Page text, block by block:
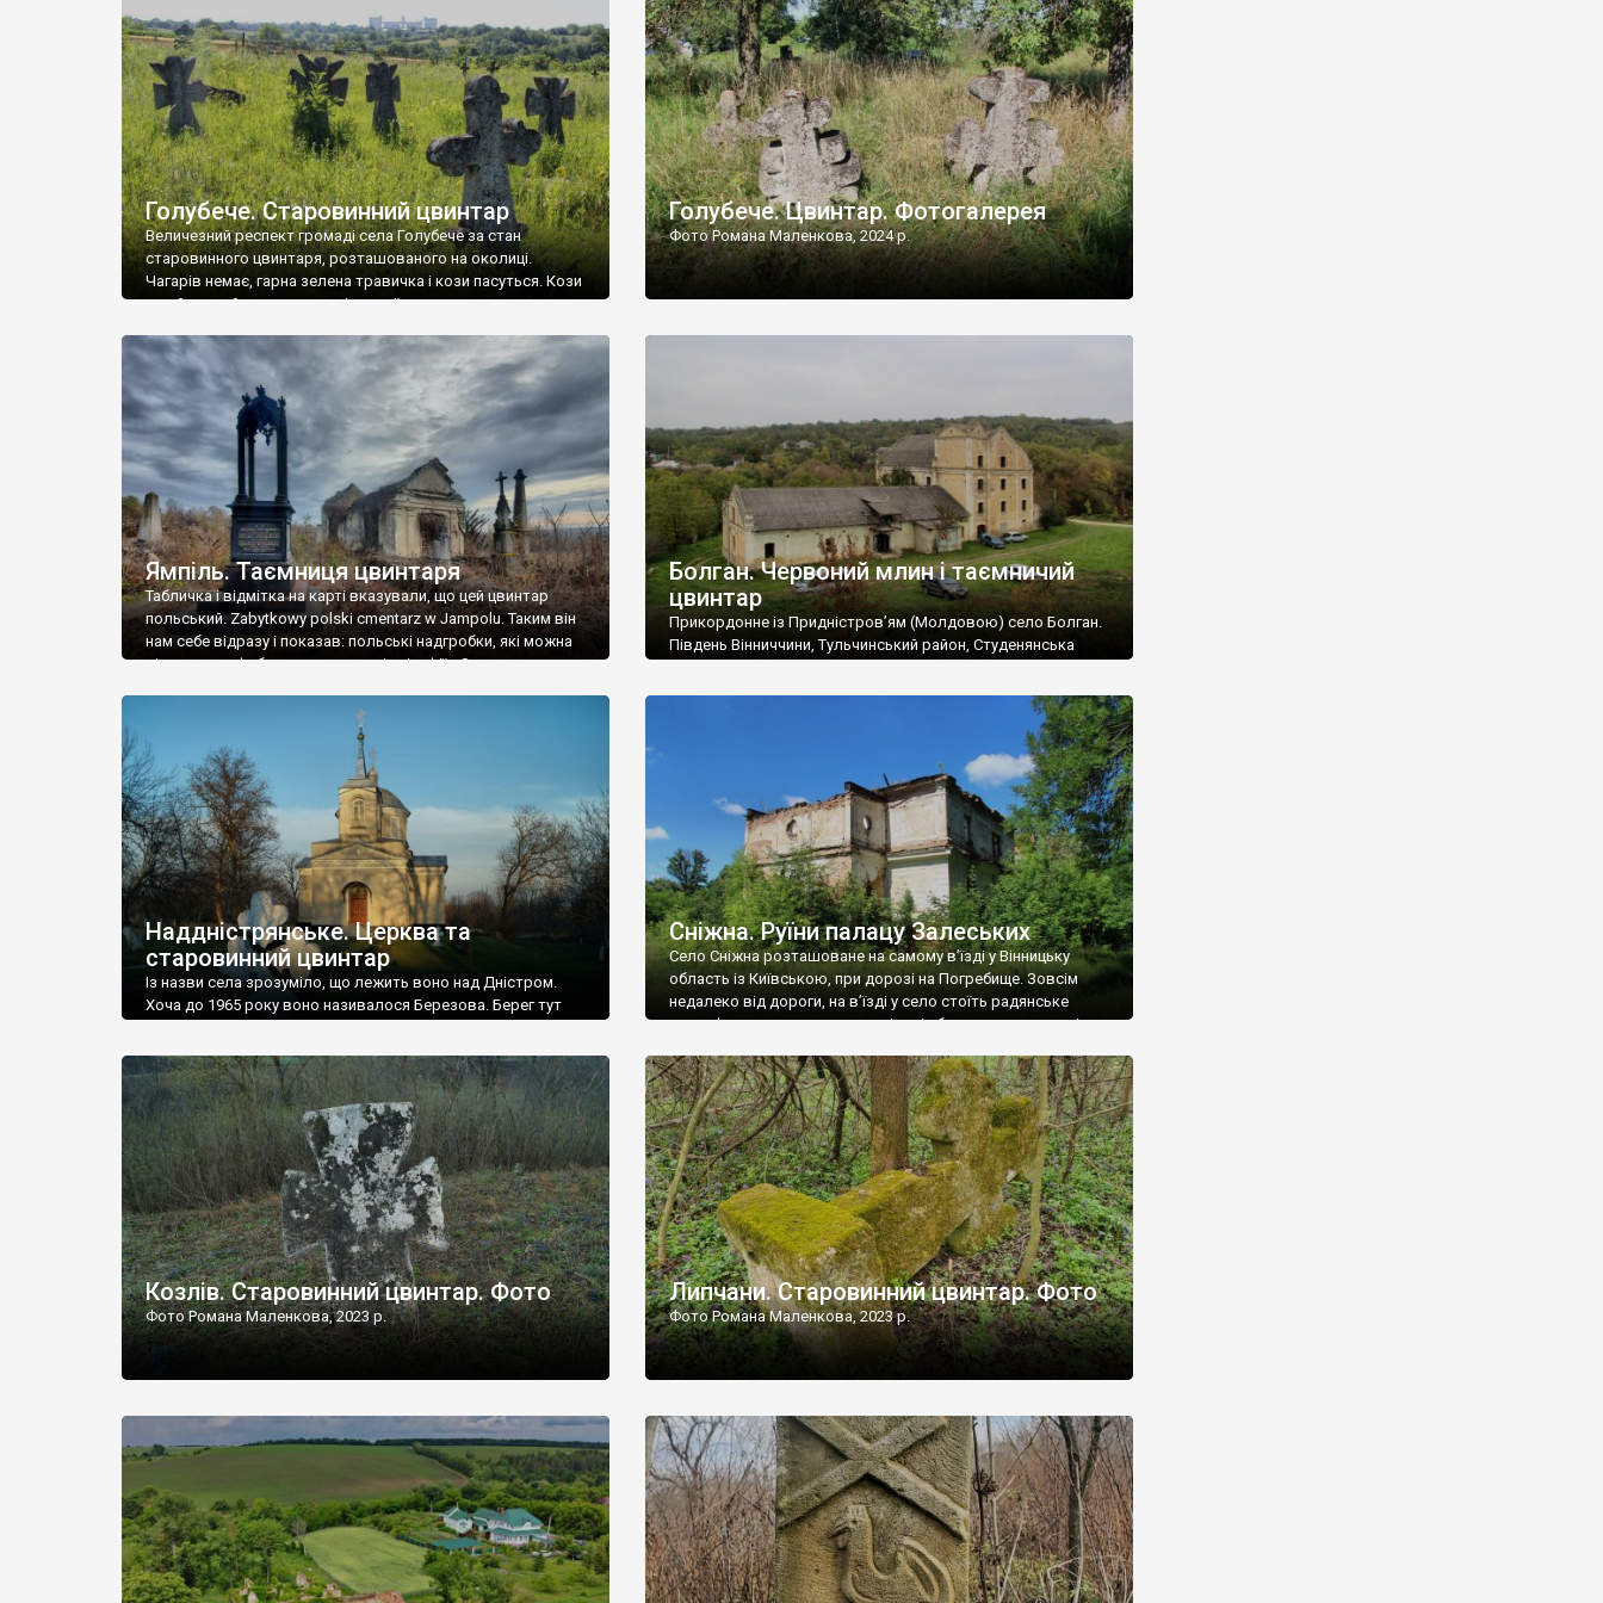
[…]
Голубече. Старовинний цвинтар
Величезний респект громаді села Голубече за стан
старовинного цвинтаря, розташованого на околиці.
Чагарів немає, гарна зелена травичка і кози пасуться. Кози
– найкращий регулятор шкідливої, для старих кладовищ,
бруньками, кози ті бруньки обгризають, бо то улюблений
делікатес. На цвинтарі у Голубечому ціла колекція
різноманітних форм хрестів. Село відносно невелике, […]
Голубече. Цвинтар. Фотогалерея
Фото Романа Маленкова, 2024 р.
Ямпіль. Таємниця цвинтаря
Табличка і відмітка на карті вказували, що цей цвинтар
польський. Zabytkowy polski cmentarz w Jampolu. Таким він
нам себе відразу і показав: польські надгробки, які можна
віднести до фабричних, польські епітафії… Загалом цвинтар
виявилося більше семи гектарів. Перше враження про
абсолютну звичайність польського цвинтаря виявилося
оманливим – […]
Болган. Червоний млин і таємничий
цвинтар
Прикордонне із Придністров’ям (Молдовою) село Болган.
Південь Вінниччини, Тульчинський район, Студенянська
старовинний цвинтар із кам’яними хрестами. Всі епітафії, які
збереглися, написані кирилицею, церковнослов’янською
мовою. За всіма традиційними ознаками – цвинтар
український. Хрести датуються 19 століттям. У 1924-1940
роках Болган […]
Наддністрянське. Церква та
старовинний цвинтар
Із назви села зрозуміло, що лежить воно над Дністром.
Хоча до 1965 року воно називалося Березова. Берег тут
Наддністрянське відрізняється від більшості навколишніх
сіл. У селі є мурована Михайлівська церква. Точної дати […]
Сніжна. Руїни палацу Залеських
Село Сніжна розташоване на самому в’їзді у Вінницьку
область із Київською, при дорозі на Погребище. Зовсім
недалеко від дороги, на в’їзді у село стоїть радянське
рельєфне пано, яке показує жінку і яблуню, а трохи далі,
дороги їх не видно, але видно дві стареньких колії у траві –
[…]
Козлів. Старовинний цвинтар. Фото
Фото Романа Маленкова, 2023 р.
Липчани. Старовинний цвинтар. Фото
Фото Романа Маленкова, 2023 р.